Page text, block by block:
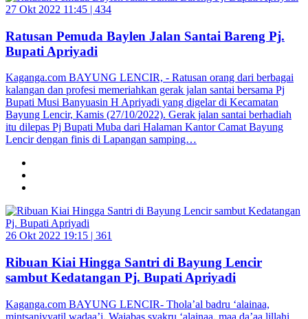
27 Okt 2022 11:45 | 434
Ratusan Pemuda Baylen Jalan Santai Bareng Pj.
Bupati Apriyadi
Kaganga.com BAYUNG LENCIR, - Ratusan orang dari berbagai
kalangan dan profesi memeriahkan gerak jalan santai bersama Pj
Bupati Musi Banyuasin H Apriyadi yang digelar di Kecamatan
Bayung Lencir, Kamis (27/10/2022). Gerak jalan santai berhadiah
itu dilepas Pj Bupati Muba dari Halaman Kantor Camat Bayung
Lencir dengan finis di Lapangan samping…
26 Okt 2022 19:15 | 361
Ribuan Kiai Hingga Santri di Bayung Lencir
sambut Kedatangan Pj. Bupati Apriyadi
Kaganga.com BAYUNG LENCIR- Thola’al badru ‘alainaa,
mintsaniyyatil wadaa’i. Wajabas syakru ‘alainaa, maa da’aa lillahi